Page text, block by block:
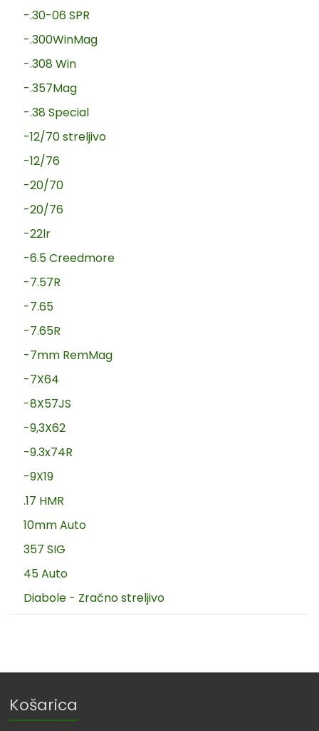
-.30-06 SPR
-.300WinMag
-.308 Win
-.357Mag
-.38 Special
-12/70 streljivo
-12/76
-20/70
-20/76
-22lr
-6.5 Creedmore
-7.57R
-7.65
-7.65R
-7mm RemMag
-7X64
-8X57JS
-9,3X62
-9.3x74R
-9X19
.17 HMR
10mm Auto
357 SIG
45 Auto
Diabole - Zračno streljivo
Košarica